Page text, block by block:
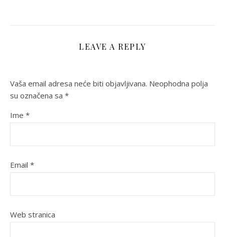
LEAVE A REPLY
Vaša email adresa neće biti objavljivana. Neophodna polja
su označena sa *
Ime *
Email *
Web stranica